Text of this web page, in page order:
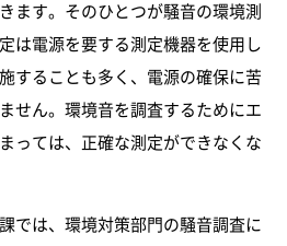
ます。そのひとつが騒音の環境測
は電源を要する測定機器を使用し
することも多く、電源の確保に苦
せん。環境音を調査するためにエ
っては、正確な測定ができなくな
では、環境対策部門の騒音調査に